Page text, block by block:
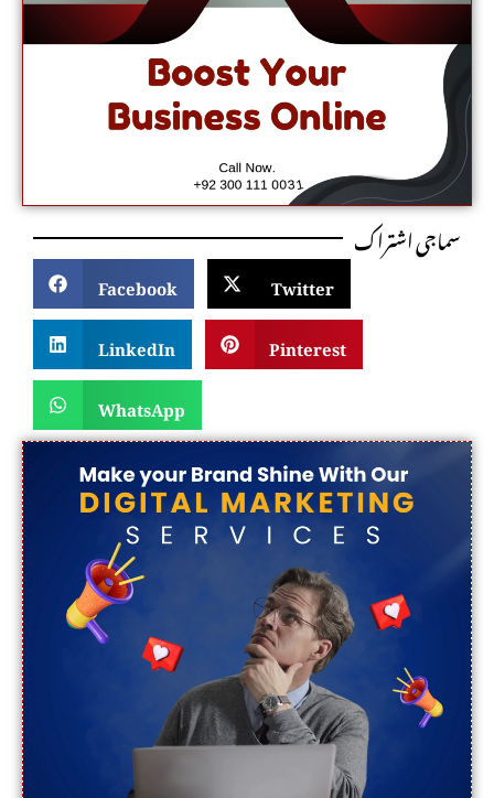
سماجی اشتراک
Facebook
Twitter
LinkedIn
Pinterest
WhatsApp